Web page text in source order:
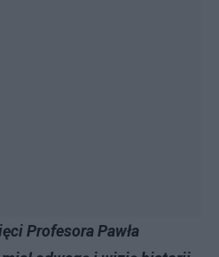
Profesora Pawła